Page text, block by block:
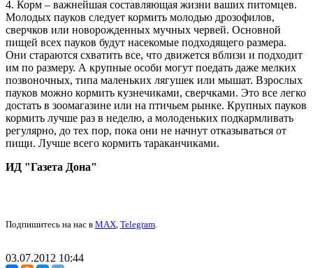
4. Корм – важнейшая составляющая жизни ваших питомцев.
Молодых пауков следует кормить молодью дрозофилов,
сверчков или новорожденных мучных червей. Основной
пищей всех пауков будут насекомые подходящего размера.
Они стараются схватить все, что движется вблизи и подходит
им по размеру. А крупные особи могут поедать даже мелких
позвоночных, типа маленьких лягушек или мышат. Взрослых
пауков можно кормить кузнечиками, сверчками. Это все легко
достать в зоомагазине или на птичьем рынке. Крупных пауков
кормить лучше раз в неделю, а молоденьких подкармливать
регулярно, до тех пор, пока они не начнут отказываться от
пищи. Лучше всего кормить тараканчиками.
ИД "Газета Дона"
Подпишитесь на нас в MAX, Telegram.
03.07.2012 10:44